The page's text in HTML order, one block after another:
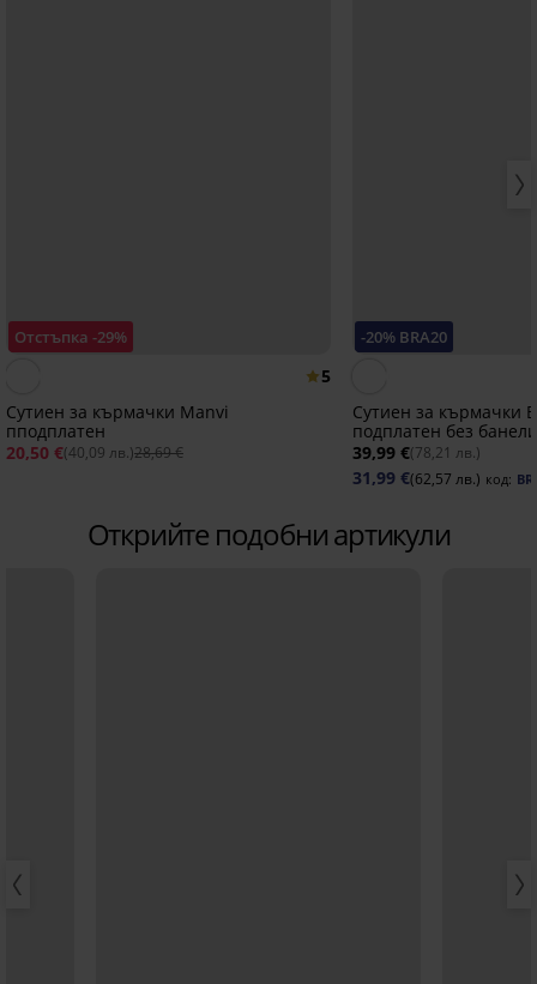
Отстъпка -29%
5
Сутиен за кърмачки Manvi
пподплатен
20,50 €(40,09 лв.)28,69 €
-20% BRA20
Сутиен за кърмачки
подплатен без
39,99 €(78,21 лв.)
31,99 €(62,57 лв.) код:
Открийте подобни артикули